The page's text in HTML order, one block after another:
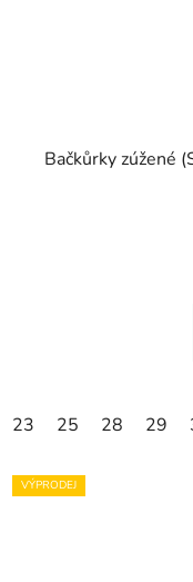
Bačkůrky zúžené
23 25 28 29
VÝPRODEJ